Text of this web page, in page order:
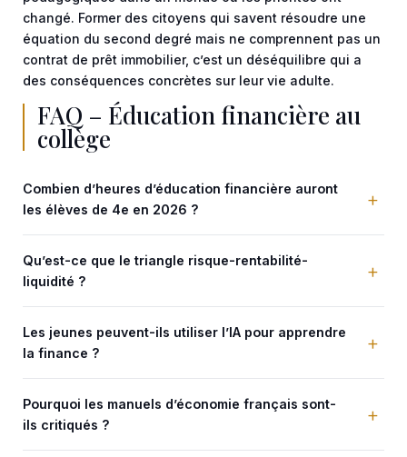
changé. Former des citoyens qui savent résoudre une
équation du second degré mais ne comprennent pas un
contrat de prêt immobilier, c’est un déséquilibre qui a
des conséquences concrètes sur leur vie adulte.
FAQ – Éducation financière au
collège
Combien d’heures d’éducation financière auront
les élèves de 4e en 2026 ?
Qu’est-ce que le triangle risque-rentabilité-
liquidité ?
Les jeunes peuvent-ils utiliser l’IA pour apprendre
la finance ?
Pourquoi les manuels d’économie français sont-
ils critiqués ?